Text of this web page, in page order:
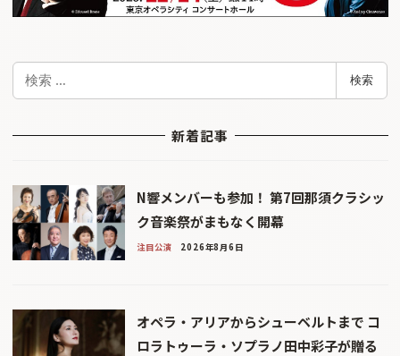
検
検索
新着記事
N響メンバーも参加！ 第7回那須クラシッ
ク音楽祭がまもなく開幕
注目公演 2026年8月6日
オペラ・アリアからシューベルトまで コ
ロラトゥーラ・ソプラノ田中彩子が贈る